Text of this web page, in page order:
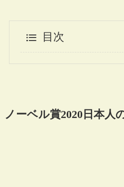
目次
ノーベル賞2020日本人